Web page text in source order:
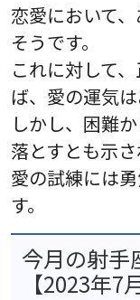
恋愛において
そうです。
これに対して
ば、愛の運気は
しかし、困難
落とすとも示さ
愛の試練には
す。
今月の射手
【2023年7